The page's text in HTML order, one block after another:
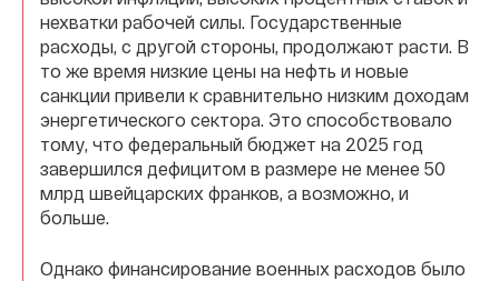
нехватки рабочей силы. Государственные
расходы, с другой стороны, продолжают расти. В
то же время низкие цены на нефть и новые
санкции привели к сравнительно низким доходам
энергетического сектора. Это способствовало
тому, что федеральный бюджет на 2025 год
завершился дефицитом в размере не менее 50
млрд швейцарских франков, а возможно, и
больше.
Однако финансирование военных расходов было